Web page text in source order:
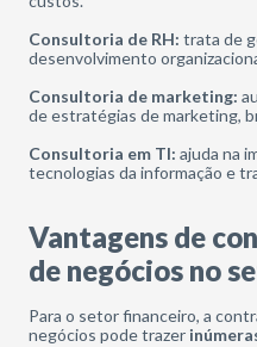
Consultoria de RH: trata de
desenvolvimento
Consultoria de marketing:
de estratégias de marketing,
Consultoria em TI: ajuda na
tecnologias da informação e
Vantagens de
de negócios no
Para o setor financeiro, a
negócios pode trazer